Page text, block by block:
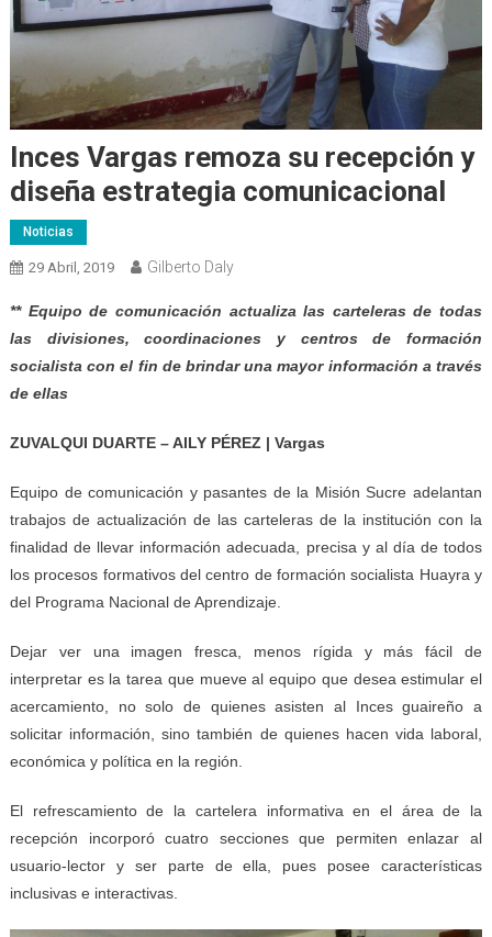
Inces Vargas remoza su recepción y
diseña estrategia comunicacional
Noticias
29 Abril, 2019 Gilberto Daly
** Equipo de comunicación actualiza las carteleras de todas
las divisiones, coordinaciones y centros de formación
socialista con el fin de brindar una mayor información a través
de ellas
ZUVALQUI DUARTE – AILY PÉREZ | Vargas
Equipo de comunicación y pasantes de la Misión Sucre adelantan
trabajos de actualización de las carteleras de la institución con la
finalidad de llevar información adecuada, precisa y al día de todos
los procesos formativos del centro de formación socialista Huayra y
del Programa Nacional de Aprendizaje.
Dejar ver una imagen fresca, menos rígida y más fácil de
interpretar es la tarea que mueve al equipo que desea estimular el
acercamiento, no solo de quienes asisten al Inces guaireño a
solicitar información, sino también de quienes hacen vida laboral,
económica y política en la región.
El refrescamiento de la cartelera informativa en el área de la
recepción incorporó cuatro secciones que permiten enlazar al
usuario-lector y ser parte de ella, pues posee características
inclusivas e interactivas.